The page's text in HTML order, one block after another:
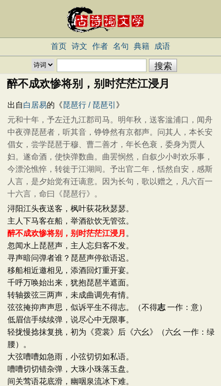
首页 诗文 作者 名句 典籍 成语
醉不成欢惨将别，别时茫茫江浸月
出自白居易的《琵琶行 / 琵琶引 》
元和十年，予左迁九江郡司马。明年秋，送客湓浦口，闻舟
中夜弹琵琶者，听其音，铮铮然有京都声。问其人，本长安
倡女，尝学琵琶于穆、曹二善才，年长色衰，委身为贾人
妇。遂命酒，使快弹数曲。曲罢悯然，自叙少小时欢乐事，
今漂沦憔悴，转徙于江湖间。予出官二年，恬然自安，感斯
人言，是夕始觉有迁谪意。因为长句，歌以赠之，凡六百一
十六言，命曰《琵琶行》。
浔阳江头夜送客，枫叶荻花秋瑟瑟。
主人下马客在船，举酒欲饮无管弦。
醉不成欢惨将别，别时茫茫江浸月 。
忽闻水上琵琶声，主人忘归客不发。
寻声暗问弹者谁？琵琶声停欲语迟。
移船相近邀相见，添酒回灯重开宴。
千呼万唤始出来，犹抱琵琶半遮面。
转轴拨弦三两声，未成曲调先有情。
弦弦掩抑声声思，似诉平生不得志。（不得志 一作：意）
低眉信手续续弹，说尽心中无限事。
轻拢慢捻抹复挑，初为《霓裳》后《六幺》（六幺 一作：绿
腰）。
大弦嘈嘈如急雨，小弦切切如私语。
嘈嘈切切错杂弹，大珠小珠落玉盘。
间关莺语花底滑，幽咽泉流冰下难。